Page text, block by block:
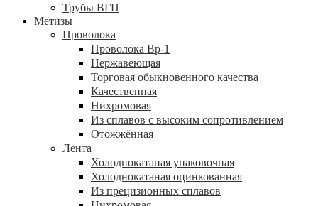
Трубы ВГП
Метизы
Проволока
Проволока Вр-1
Нержавеющая
Торговая обыкновенного качества
Качественная
Нихромовая
Из сплавов с высоким сопротивлением
Отожжённая
Лента
Холоднокатаная упаковочная
Холоднокатаная оцинкованная
Из прецизионных сплавов